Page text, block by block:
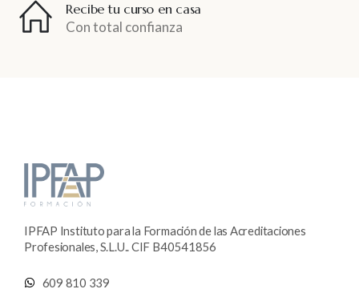
Recibe tu curso en casa
Con total confianza
IPFAP Instituto para la Formación de las Acreditaciones
Profesionales, S.L.U.. CIF B40541856
609 810 339